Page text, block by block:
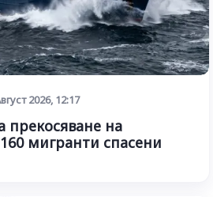
2026, 12:17
прекосяване на
мигранти спасени